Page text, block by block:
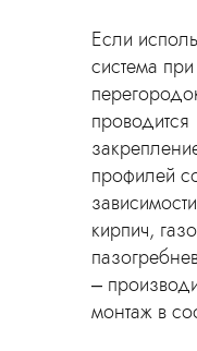
Если
система
проводится
профилей
кирпич,
–
монтаж в